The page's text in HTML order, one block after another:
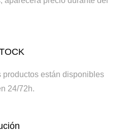
productos están disponibles
24/72h.